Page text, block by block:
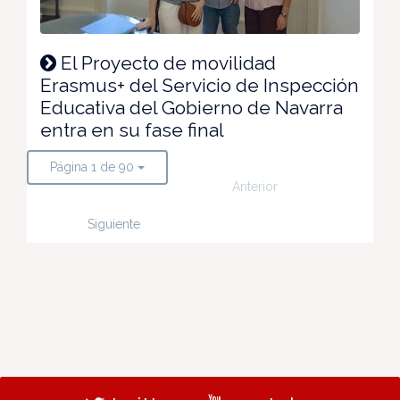
El Proyecto de movilidad
Erasmus+ del Servicio de Inspección
Educativa del Gobierno de Navarra
entra en su fase final
Página 1 de 90
Anterior
Siguiente